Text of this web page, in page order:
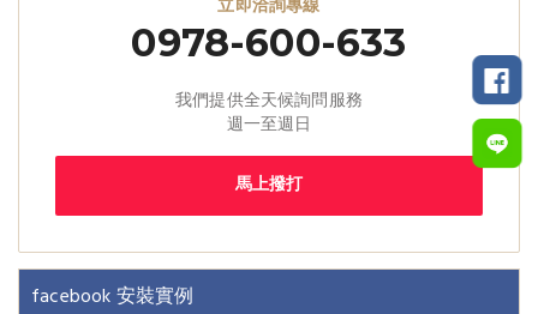
立即洽詢專線
0978-600-633
我們提供全天候詢問服務
週一至週日
馬上撥打
facebook 安裝實例